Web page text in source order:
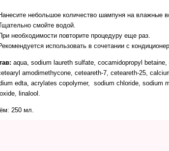
небольшое количество шампуня на влажные
смойте водой.
необходимости повторите процедуру еще раз.
использовать в сочетании с
aqua, sodium laureth sulfate, cocamidopropyl
amodimethycone, ceteareth-7, ceteareth-25,
edta, acrylates copolymer, sodium chloride, sodium
linalool.
250 мл.